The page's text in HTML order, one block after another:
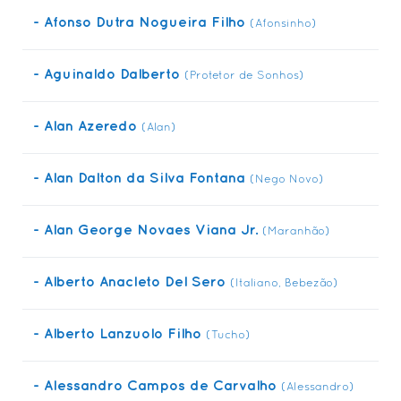
• Tutorial > ICOM / IC-V 86 - Configs Básicas
• Links Diversos
• Resinagem em Asas Flexíveis
CONTATO
• E-Mail
• Mapa Localização > Rampa
- Afonso Dutra Nogueira Filho (Afonsinho)
- Aguinaldo Dalberto (Protetor de Sonhos)
- Alan Azeredo (Alan)
- Alan Dalton da Silva Fontana (Nego Novo)
- Alan George Novaes Viana Jr. (Maranhão)
- Alberto Anacleto Del Sero (Italiano, Bebezão)
- Alberto Lanzuolo Filho (Tucho)
- Alessandro Campos de Carvalho (Alessandro)